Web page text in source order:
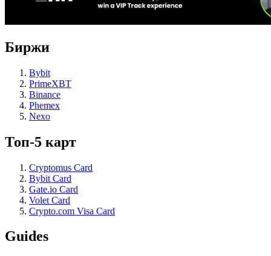
Биржи
Bybit
PrimeXBT
Binance
Phemex
Nexo
Топ-5 карт
Cryptomus Card
Bybit Card
Gate.io Card
Volet Card
Crypto.com Visa Card
Guides